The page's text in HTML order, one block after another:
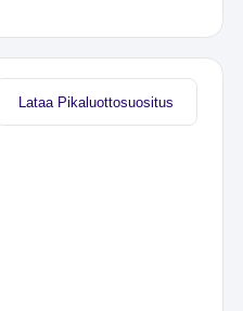
Lataa Pikaluottosuositus